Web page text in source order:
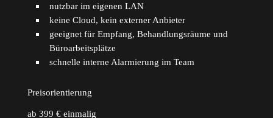
nutzbar im eigenen LAN
keine Cloud, kein externer Anbieter
geeignet für Empfang, Behandlungsräume und
Büroarbeitsplätze
schnelle interne Alarmierung im Team
Preisorientierung
ab 399 € einmalig